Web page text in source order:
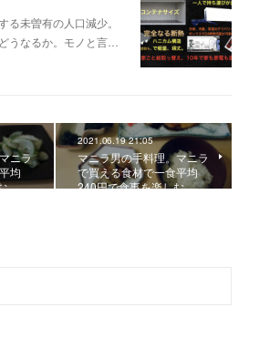
る未曽有の人口減少。
うなるか。モノと言…
ニラ
均
。…
2021.06.19 21:05
マニラ男の手料理。マニラ
で買える食材で一食平均
240円で食事を楽しむ。…